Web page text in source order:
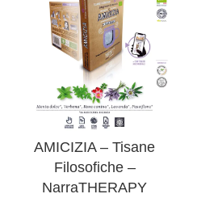
AMICIZIA – Tisane
Filosofiche –
NarraTHERAPY